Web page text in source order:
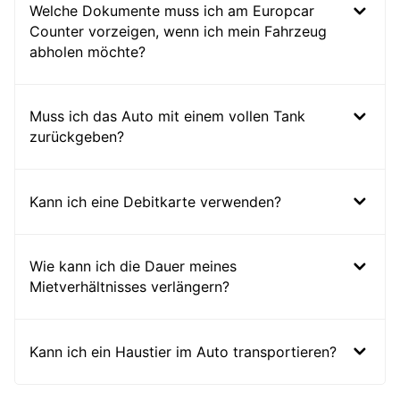
Welche Dokumente muss ich am Europcar
Counter vorzeigen, wenn ich mein Fahrzeug
abholen möchte?
Muss ich das Auto mit einem vollen Tank
zurückgeben?
Kann ich eine Debitkarte verwenden?
Wie kann ich die Dauer meines
Mietverhältnisses verlängern?
Kann ich ein Haustier im Auto transportieren?